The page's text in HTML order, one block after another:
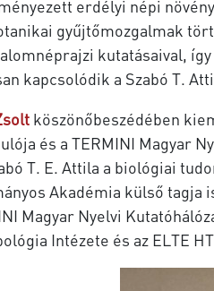
erdélyi népi
gyűjtőmozgalmak
kutatásaival,
kapcsolódik a Szabó T.
köszönőbeszédében
és a TERMINI Magyar
T. E. Attila a biológiai
Akadémia külső tagja
Magyar Nyelvi
Intézete és az ELTE